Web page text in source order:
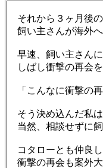
それから３ヶ月後
飼い主さんが海外
早速、飼い主さん
しばし衝撃の再会
「こんなに衝撃の
そう決め込んだ私は
当然、相談せずに
コタローとも仲良し
衝撃の再会も案外大